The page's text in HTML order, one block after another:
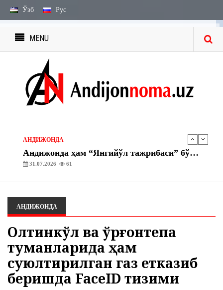
Ўзб Рус
MENU
ЭЪЛОН ВА БИЛДИРУВЛАР
МЕРОС БИЛДИРУВЛАРИ
27.07.2026 2238
ЭЪЛОН ВА БИЛДИРУВЛАР
АНДИЖОНДА
Андижонда ҳам “Янгийўл тажрибаси” бўйича амалий ишлар бошланди
31.07.2026 61
30.07.2026 64
ЭЪЛОН ВА БИЛДИРУВЛАР
27.07.2026 2238
ЭЪЛОН ВА БИЛДИРУВЛАР
МЕРОС ИШИ БЎЙИЧА ЭЪЛОН
13.08.2026 1743
АНДИЖОНДА
Олтинкўл ва Қўрғонтепа
туманларида ҳам
суюлтирилган газ етказиб
беришда FaceID тизими